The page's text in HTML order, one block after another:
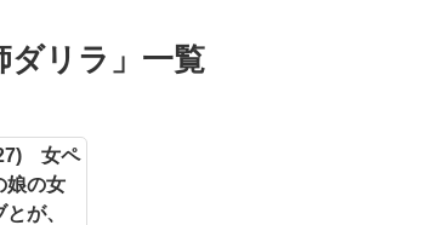
ダリラ 」 一覧
女ペ
娘の女
が、